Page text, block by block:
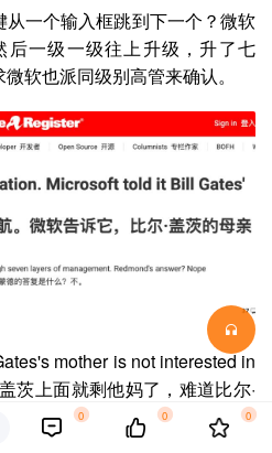
一个输入框跳到下一个？微软
一级一级往上升级， 升了七
软也派同级别高管来确认。
mother is not interested in
茨上面就剩他妈了，难道比尔·
吗？
0 0 0